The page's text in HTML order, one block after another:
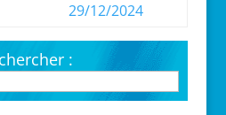
29/12/2024
: